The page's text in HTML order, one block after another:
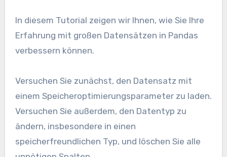
In diesem Tutorial zeigen wir Ihnen, wie Sie Ihre
Erfahrung mit großen Datensätzen in Pandas
verbessern können.
Versuchen Sie zunächst, den Datensatz mit
einem Speicheroptimierungsparameter zu laden.
Versuchen Sie außerdem, den Datentyp zu
ändern, insbesondere in einen
speicherfreundlichen Typ, und löschen Sie alle